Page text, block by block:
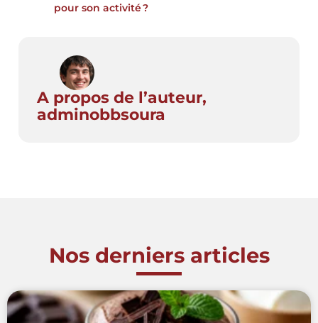
pour son activité ?
A propos de l’auteur,
adminobbsoura
Nos derniers articles